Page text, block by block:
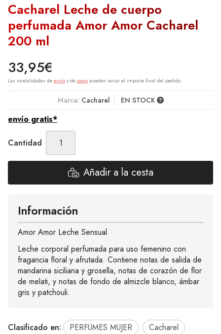
Cacharel Leche de cuerpo
perfumada Amor Amor Cacharel
200 ml
33,95€
Las modalidades de envío y de pago pueden variar el importe final del pedido.
Marca: Cacharel EN STOCK
envío gratis*
Cantidad
Añadir a la cesta
Información
Amor Amor Leche Sensual
Leche corporal perfumada para uso femenino con
fragancia floral y afrutada. Contiene notas de salida de
mandarina siciliana y grosella, notas de corazón de flor
de melati, y notas de fondo de almizcle blanco, ámbar
gris y patchouli.
Clasificado en: PERFUMES MUJER Cacharel